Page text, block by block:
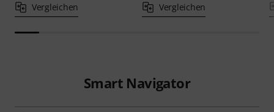
Vergleichen Vergleichen
Smart Navigator